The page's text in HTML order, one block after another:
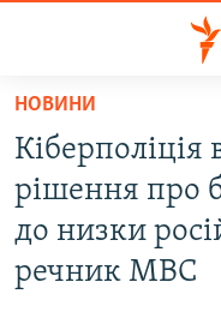
Перейти
основного
матеріалу
Перейти
до
основної
НОВИНИ
ВОДА.КРИМ
ВІДЕО ТА ФОТО
НОВИНИ
рішення про
до низки
речник МВС